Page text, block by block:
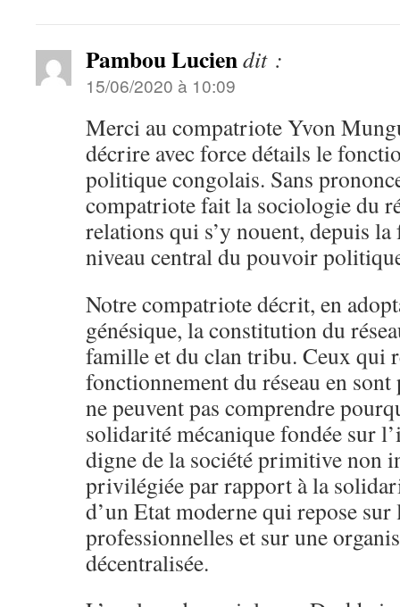
Pambou Luciendit :
15/06/2020 à 10:09
Merci au compatriote Yvon
décrire avec force détails le
politique congolais. Sans
compatriote fait la sociologie du
relations qui s’y nouent, depuis
niveau central du pouvoir
Notre compatriote décrit, en
génésique, la constitution du
famille et du clan tribu. Ceux qui
fonctionnement du réseau en
ne peuvent pas comprendre
solidarité mécanique fondée sur
digne de la société primitive non
privilégiée par rapport à la
d’un Etat moderne qui repose sur
professionnelles et sur une
décentralisée.